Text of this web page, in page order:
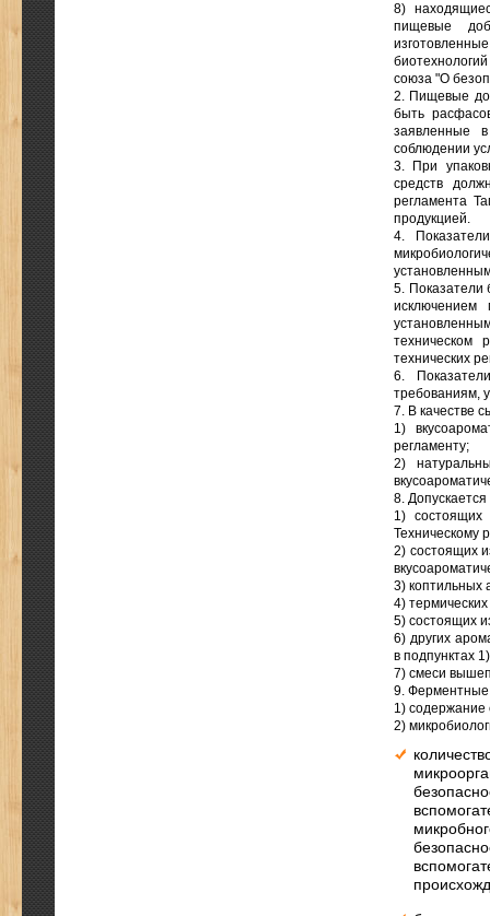
8)
пищевые
союза "О
2. Пищевые
быть
заявленные
соблюдении
3. При
средств
регламента
продукцией.
4.
5. Показатели
исключением
техническом
технических
6.
требованиям,
7. В качестве
1)
регламенту;
2)
8.
1) состоящих
Техническому
2) состоящих
3) коптильных
4)
5) состоящих
6) других
в подпунктах
7) смеси
9. Ферментные
1) содержание
2)